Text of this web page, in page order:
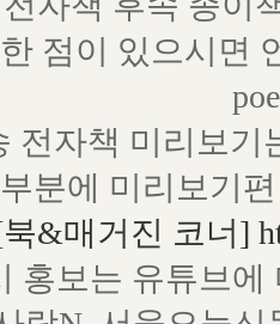
점이 있으시면
전자책 미리보
분에 미리보기
&매거진 코너]
홍보는 유튜브